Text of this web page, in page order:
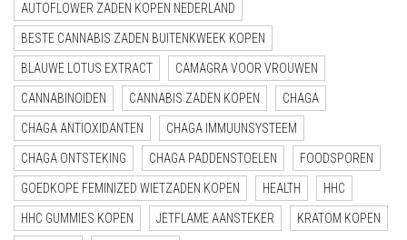
AUTOFLOWER ZADEN KOPEN NEDERLAND
BESTE CANNABIS ZADEN BUITENKWEEK KOPEN
BLAUWE LOTUS EXTRACT CAMAGRA VOOR VROUWEN
CANNABINOIDEN CANNABIS ZADEN KOPEN CHAGA
CHAGA ANTIOXIDANTEN CHAGA IMMUUNSYSTEEM
CHAGA ONTSTEKING CHAGA PADDENSTOELEN FOODSPOREN
GOEDKOPE FEMINIZED WIETZADEN KOPEN HEALTH HHC
HHC GUMMIES KOPEN JETFLAME AANSTEKER KRATOM KOPEN